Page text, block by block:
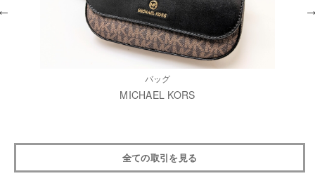
バッグ
MICHAEL KORS
全ての取引を見る